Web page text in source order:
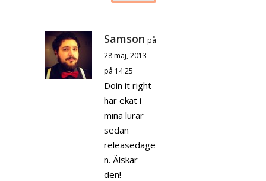
Samson på
28 maj, 2013
på 14:25
Doin it right
har ekat i
mina lurar
sedan
releasedage
n. Älskar
den!